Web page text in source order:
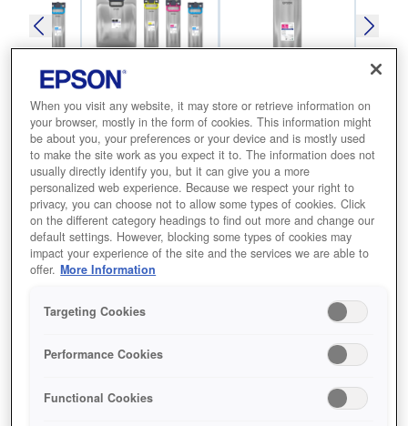
SKU:C13T05B340
WorkForce Pro WF-
C879R Magenta XXL Ink
Supply Unit
تتميز هذه الأحبار بأنها عالية الإنتاجية، مما
يقلل من التدخلات ويوفر المال. وقد تم
تحسينها للطباعة على الورق العادي، فهي
مثالية للاستخدام المكتبي.
حبر صبغي يدوم
When you visit any website, it may store or retrieve information on
your browser, mostly in the form of cookies. This information might
be about you, your preferences or your device and is mostly used
to make the site work as you expect it to. The information does not
usually directly identify you, but it can give you a more
personalized web experience. Because we respect your right to
privacy, you can choose not to allow some types of cookies. Click
on the different category headings to find out more and change our
default settings. However, blocking some types of cookies may
impact your experience of the site and the services we are able to
offer. More Information
Targeting Cookies
Performance Cookies
Functional Cookies